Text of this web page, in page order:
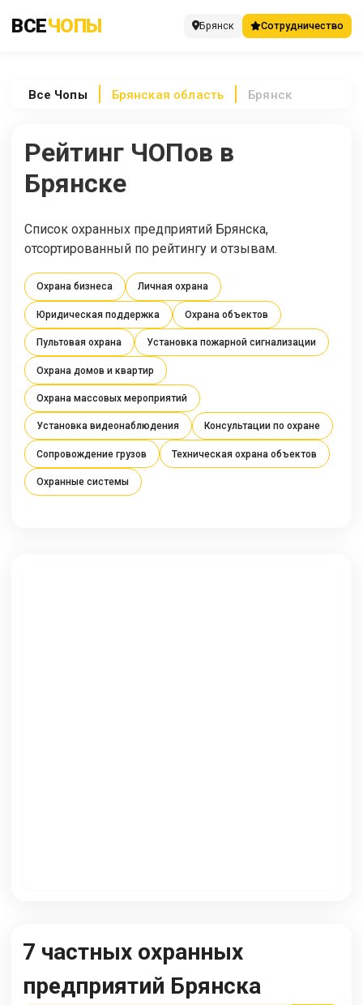
ВСЕЧОПЫ Брянск Сотрудничество
Все Чопы Брянская область Брянск
Рейтинг ЧОПов в
Брянске
Список охранных предприятий Брянска,
отсортированный по рейтингу и отзывам.
Охрана бизнеса Личная охрана
Юридическая поддержка Охрана объектов
Пультовая охрана Установка пожарной сигнализации
Охрана домов и квартир
Охрана массовых мероприятий
Установка видеонаблюдения Консультации по охране
Сопровождение грузов Техническая охрана объектов
Охранные системы
7 частных охранных
предприятий Брянска